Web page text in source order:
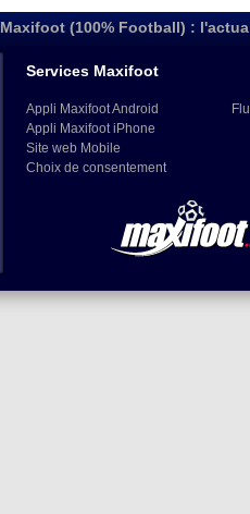
Maxifoot (100% Football) :
Services Maxifoot
Appli Maxifoot Android
Appli Maxifoot iPhone
Site web Mobile
Choix de consentement